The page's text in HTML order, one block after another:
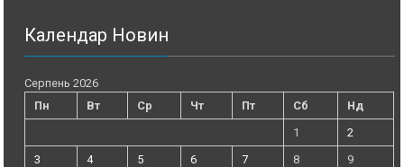
Календар Новин
Серпень 2026
Пн
Вт Ср Чт Пт Сб
Нд
1
2
3
4 5 6 7 8
9